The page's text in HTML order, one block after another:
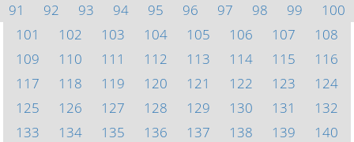
91
92 93 94 95 96 97 98 99
100
101
102 103 104 105 106 107
108
109
110 111 112 113 114 115
116
117
118 119 120 121 122 123
124
125
126 127 128 129 130 131
132
133
134 135 136 137 138 139
140